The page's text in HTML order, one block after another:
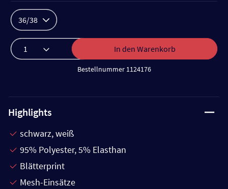
36/38
In den Warenkorb
Bestellnummer 1124176
Highlights
schwarz, weiß
95% Polyester, 5% Elasthan
Blätterprint
Mesh-Einsätze